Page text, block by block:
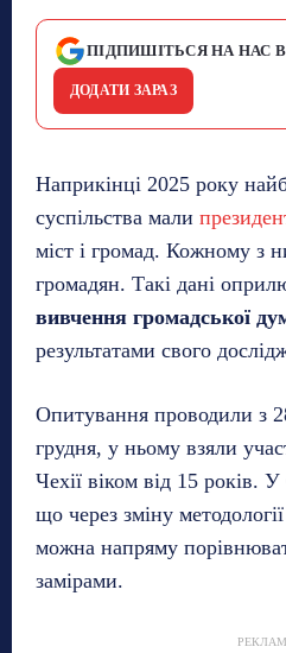
ПІДПИШІТЬСЯ НА НАС В
ДОДАТИ ЗАРАЗ
Наприкінці 2025 року
суспільства мали
міст і громад. Кожному з
громадян. Такі дані
вивчення громадської
результатами свого
Опитування проводили з
грудня, у ньому взяли
Чехії віком від 15
що через зміну
можна напряму
замірами.